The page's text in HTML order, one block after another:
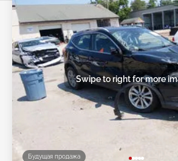
Будущая продажа
Swipe to right for more